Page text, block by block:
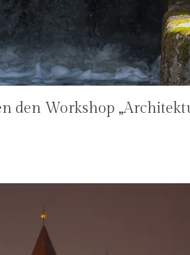
den Workshop